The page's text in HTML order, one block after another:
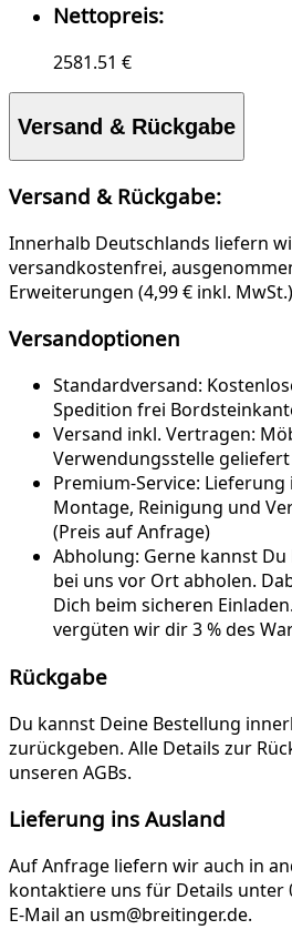
Nettopreis:
2581.51 €
Versand & Rückgabe
Versand & Rückgabe:
Innerhalb Deutschlands liefern
versandkostenfrei,
Erweiterungen (4,99 € inkl.
Versandoptionen
Standardversand:
Spedition frei
Versand inkl. Vertragen:
Verwendungsstelle geliefert
Premium-Service: Lieferung
Montage, Reinigung und
(Preis auf Anfrage)
Abholung: Gerne kannst
bei uns vor Ort abholen.
Dich beim sicheren
vergüten wir dir 3 % des
Rückgabe
Du kannst Deine Bestellung
zurückgeben. Alle Details zur
unseren AGBs.
Lieferung ins Ausland
Auf Anfrage liefern wir auch in
kontaktiere uns für Details unter
E-Mail an usm@breitinger.de.